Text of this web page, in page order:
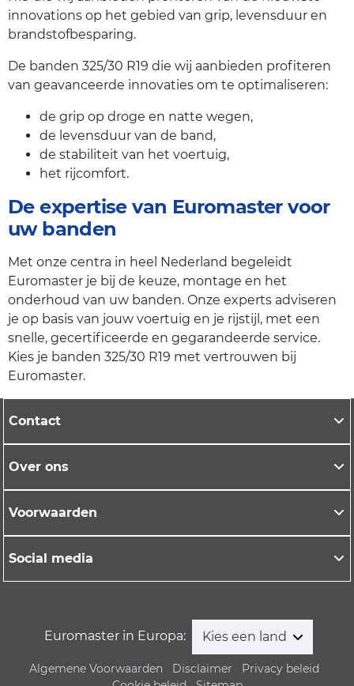
innovations op het gebied van grip, levensduur en
brandstofbesparing.
De banden 325/30 R19 die wij aanbieden profiteren
van geavanceerde innovaties om te optimaliseren:
de grip op droge en natte wegen,
de levensduur van de band,
de stabiliteit van het voertuig,
het rijcomfort.
De expertise van Euromaster voor
uw banden
Met onze centra in heel Nederland begeleidt
Euromaster je bij de keuze, montage en het
onderhoud van uw banden. Onze experts adviseren
je op basis van jouw voertuig en je rijstijl, met een
snelle, gecertificeerde en gegarandeerde service.
Kies je banden 325/30 R19 met vertrouwen bij
Euromaster.
Contact
Over ons
Voorwaarden
Social media
Euromaster in Europa: Kies een land
Algemene Voorwaarden Disclaimer
Privacy beleid